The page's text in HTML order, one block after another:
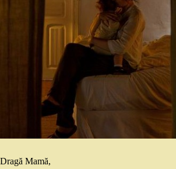
Dragă Mamă,